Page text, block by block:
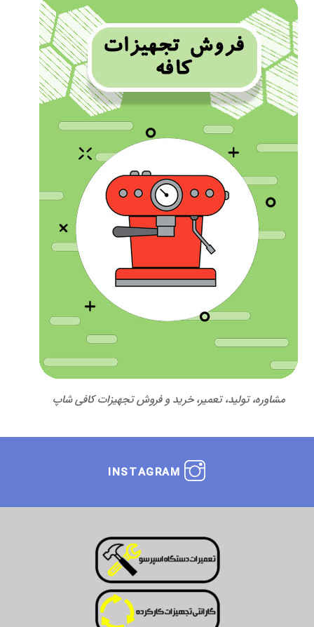
مشاوره، تولید، تعمیر، خرید و فروش تجهیزات کافی شاپ
INSTAGRAM